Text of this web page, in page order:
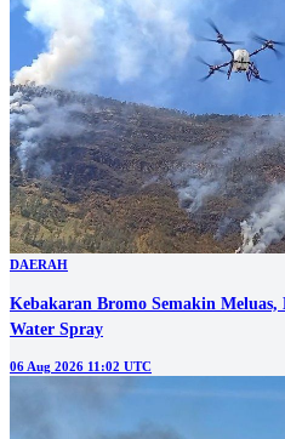
DAERAH
Kebakaran Bromo Semakin
Water Spray
06 Aug 2026 11:02 UTC